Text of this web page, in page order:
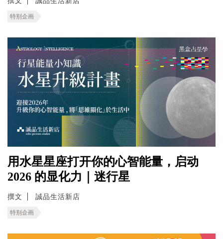
特别企画
用水星星座打开你的心智能量，启动
2026 的显化力｜迷行星
撰文 誠品生活新店
特别企画